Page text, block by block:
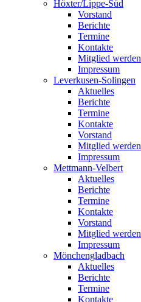
Höxter/Lippe-Süd
Vorstand
Berichte
Termine
Kontakte
Mitglied werden
Impressum
Leverkusen-Solingen
Aktuelles
Berichte
Termine
Kontakte
Vorstand
Mitglied werden
Impressum
Mettmann-Velbert
Aktuelles
Berichte
Termine
Kontakte
Vorstand
Mitglied werden
Impressum
Mönchengladbach
Aktuelles
Berichte
Termine
Kontakte